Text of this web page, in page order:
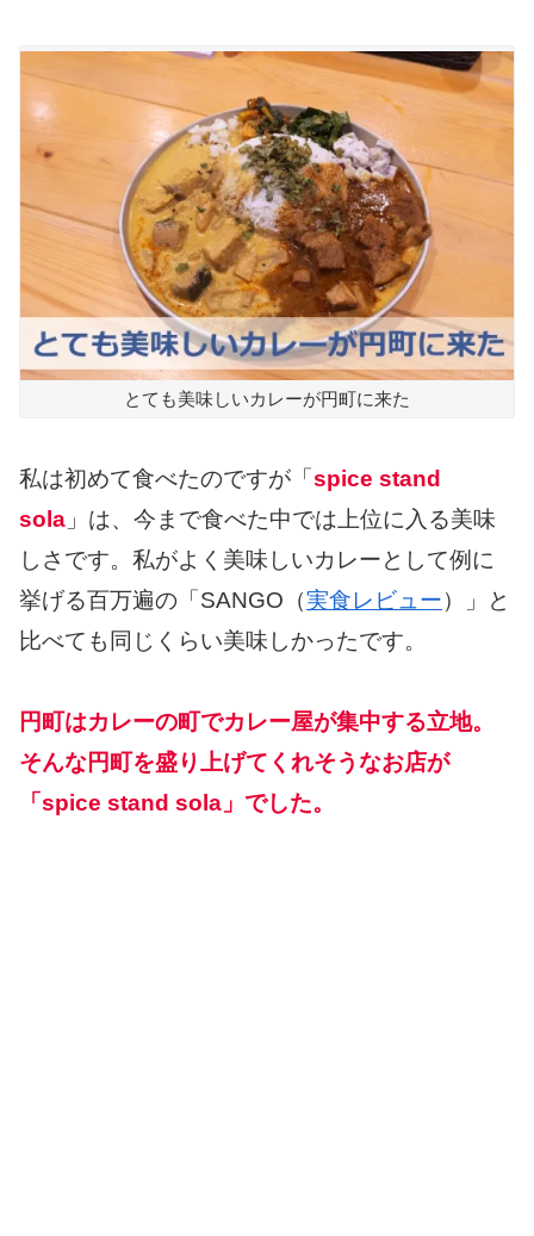
とても美味しいカレーが円町に来た
私は初めて食べたのですが「 spice stand
sola 」は、今まで食べた中では上位に入る美味
しさです。私がよく美味しいカレーとして例に
挙げる百万遍の「SANGO（実食レビュー）」と
比べても同じくらい美味しかったです。
円町はカレーの町でカレー屋が集中する立地。
そんな円町を盛り上げてくれそうなお店が
「spice stand sola」でした。